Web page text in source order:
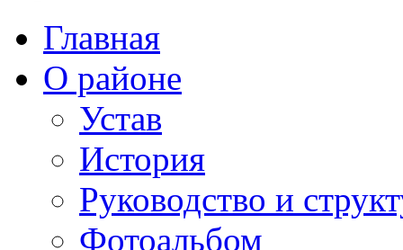
Главная
О районе
Устав
История
Руководство и
Фотоальбом